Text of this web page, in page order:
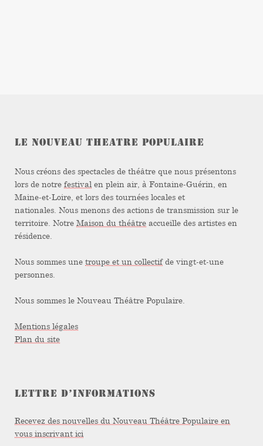
LE NOUVEAU THEATRE POPULAIRE
Nous créons des spectacles de théâtre que nous présentons
lors de notre festival en plein air, à Fontaine-Guérin, en
Maine-et-Loire, et lors des tournées locales et
nationales. Nous menons des actions de transmission sur le
territoire. Notre Maison du théâtre accueille des artistes en
résidence.
Nous sommes une troupe et un collectifde vingt-et-une
personnes.
Nous sommes le Nouveau Théâtre Populaire.
Mentions légales
Plan du site
LETTRE D’INFORMATIONS
Recevez des nouvelles du Nouveau Théâtre Populaire en
vous inscrivant ici